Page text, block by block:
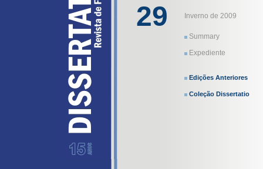
29 Inverno de 2009
Summary
Expediente
Edições Anteriores
Coleção Dissertatio